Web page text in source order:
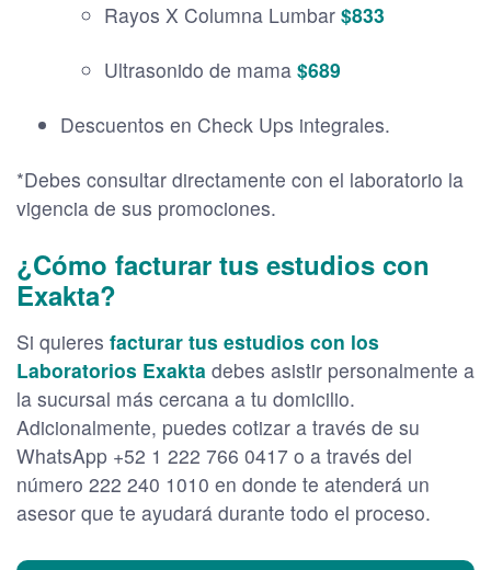
Rayos X Columna Lumbar $833
Ultrasonido de mama $689
Descuentos en Check Ups integrales.
*Debes consultar directamente con el laboratorio la
vigencia de sus promociones.
¿Cómo facturar tus estudios con
Exakta?
Si quieres facturar tus estudios con los
Laboratorios Exakta debes asistir personalmente a
la sucursal más cercana a tu domicilio.
Adicionalmente, puedes cotizar a través de su
WhatsApp +52 1 222 766 0417 o a través del
número 222 240 1010 en donde te atenderá un
asesor que te ayudará durante todo el proceso.